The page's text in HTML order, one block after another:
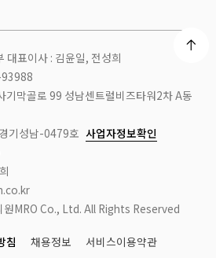
대표이사 : 김윤일, 전성희
기막골로 99 성남센트럴비즈타워2차 A동
기성남-0479호 사업자정보확인
MRO Co., Ltd. All Rights Reserved
침 채용정보
서비스이용약관